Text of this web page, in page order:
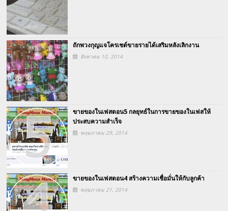
ถักพวงกุญแจโครเชต์ขายรายได้เสริมหลังเลิกงาน
สิงหาคม 10, 2014
ขายของในเฟสตอน5 กลยุทธ์ในการขายของในเฟสให้
ประสบความสำเร็จ
พฤษภาคม 29, 2014
ขายของในเฟสตอน4 สร้างความเชื่อมั่นให้กับลูกค้า
พฤษภาคม 21, 2014